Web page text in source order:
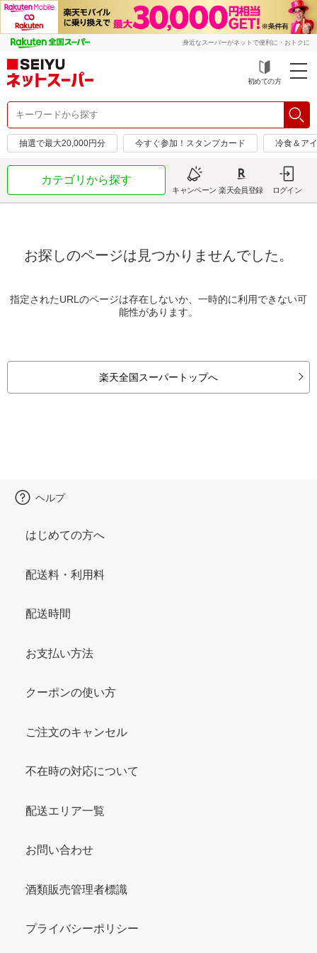
身近なスーパーがネットで便利に・おトクに
初めての方
抽選で最大20,000円分 今すぐ参加！スタンプカード 冷食＆ア
カテゴリから探す
キャンペーン 楽天会員登録 ログイン
お探しのページは見つかりませんでした。
指定されたURLのページは存在しないか、一時的に利用できない可
能性があります。
楽天全国スーパートップへ
ヘルプ
はじめての方へ
配送料・利用料
配送時間
お支払い方法
クーポンの使い方
ご注文のキャンセル
不在時の対応について
配送エリア一覧
お問い合わせ
酒類販売管理者標識
プライバシーポリシー